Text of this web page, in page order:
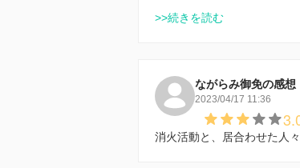
>>続きを読む
ながらみ御免の感想
2023/04/17 11:36
消火活動と、居合わせた人